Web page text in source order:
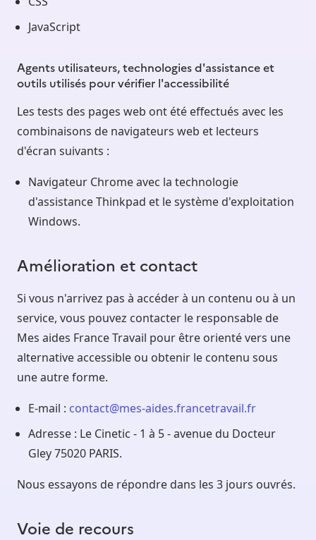
JavaScript
Agents utilisateurs, technologies d'assistance et
outils utilisés pour vérifier l'accessibilité
Les tests des pages web ont été effectués avec les
combinaisons de navigateurs web et lecteurs
d'écran suivants :
Navigateur Chrome avec la technologie
d'assistance Thinkpad et le système d'exploitation
Windows.
Amélioration et contact
Si vous n'arrivez pas à accéder à un contenu ou à un
service, vous pouvez contacter le responsable de
Mes aides France Travail pour être orienté vers une
alternative accessible ou obtenir le contenu sous
une autre forme.
E-mail : contact@mes-aides.francetravail.fr
Adresse : Le Cinetic - 1 à 5 - avenue du Docteur
Gley 75020 PARIS.
Nous essayons de répondre dans les 3 jours ouvrés.
Voie de recours